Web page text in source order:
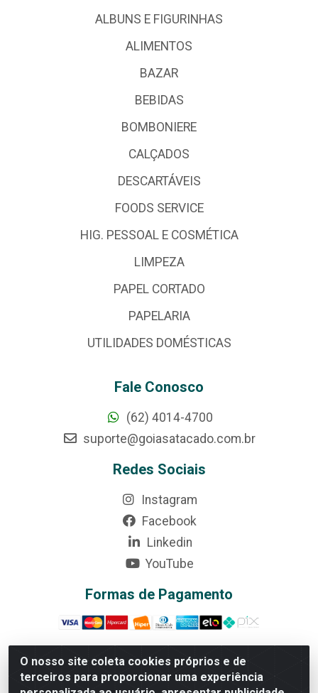
O nosso site coleta cookies próprios e de
terceiros para proporcionar uma experiência
ALBUNS E FIGURINHAS
ALIMENTOS
BAZAR
BEBIDAS
BOMBONIERE
CALÇADOS
DESCARTÁVEIS
FOODS SERVICE
HIG. PESSOAL E COSMÉTICA
LIMPEZA
PAPEL CORTADO
PAPELARIA
UTILIDADES DOMÉSTICAS
Fale Conosco
(62) 4014-4700
suporte@goiasatacado.com.br
Redes Sociais
Instagram
Facebook
Linkedin
YouTube
Formas de Pagamento
Rede Brasil - Avenida Universitária, nº 3860, Jardim das